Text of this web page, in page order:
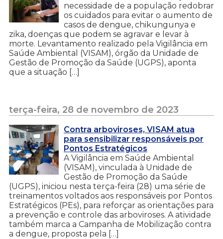
necessidade de a população redobrar
os cuidados para evitar o aumento de
casos de dengue, chikungunya e
zika, doenças que podem se agravar e levar à
morte. Levantamento realizado pela Vigilância em
Saúde Ambiental (VISAM), órgão da Unidade de
Gestão de Promoção da Saúde (UGPS), aponta
que a situação […]
terça-feira, 28 de novembro de 2023
Contra arboviroses, VISAM atua
para sensibilizar responsáveis por
Pontos Estratégicos
A Vigilância em Saúde Ambiental
(VISAM), vinculada à Unidade de
Gestão de Promoção da Saúde
(UGPS), iniciou nesta terça-feira (28) uma série de
treinamentos voltados aos responsáveis por Pontos
Estratégicos (PEs), para reforçar as orientações para
a prevenção e controle das arboviroses. A atividade
também marca a Campanha de Mobilização contra
a dengue, proposta pela […]